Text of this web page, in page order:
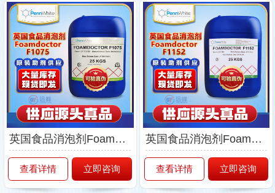
英国食品消泡剂Foamdoctor-F1075
查看详情 立即咨询
英国食品消泡剂Foamdoctor-F1152
查看详情 立即咨询